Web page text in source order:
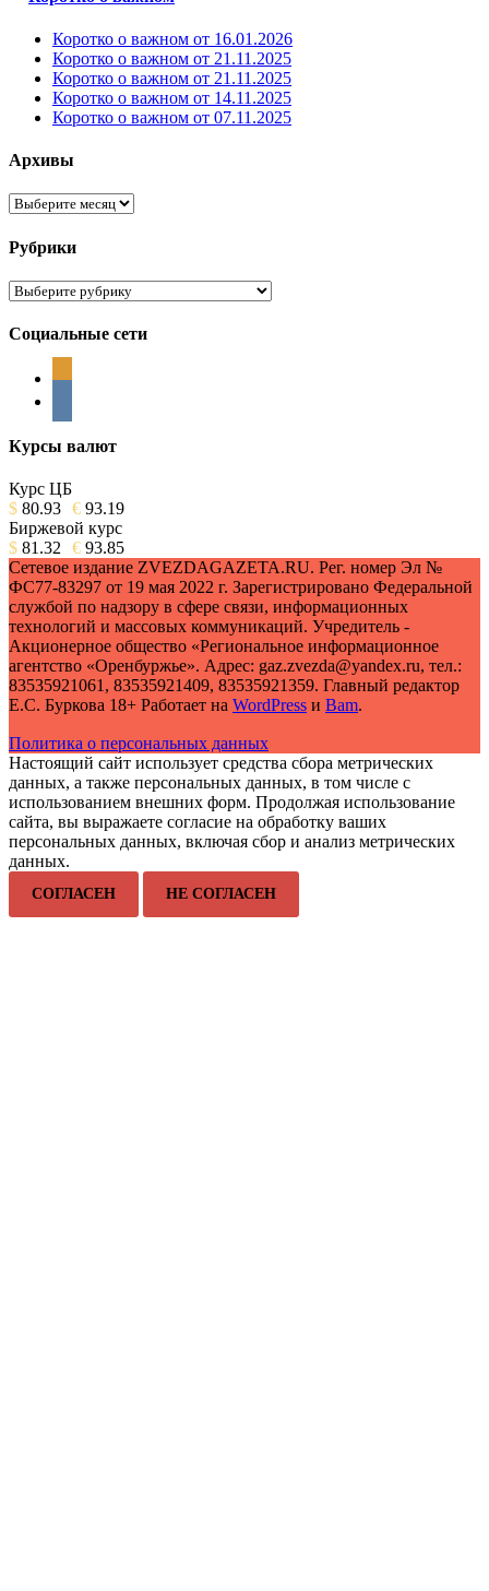
Коротко о важном от 16.01.2026
Коротко о важном от 21.11.2025
Коротко о важном от 21.11.2025
Коротко о важном от 14.11.2025
Коротко о важном от 07.11.2025
Архивы
Архивы
Рубрики
Рубрики
Социальные сети
odnoklassniki
Курсы валют
Курс ЦБ
$ 80.93 € 93.19
Биржевой курс
$ 81.32 € 93.85
Сетевое издание ZVEZDAGAZETA.RU. Рег. номер Эл №
ФС77-83297 от 19 мая 2022 г. Зарегистрировано Федеральной
службой по надзору в сфере связи, информационных
технологий и массовых коммуникаций. Учредитель -
Акционерное общество «Региональное информационное
агентство «Оренбуржье». Адрес: gaz.zvezda@yandex.ru, тел.:
83535921061, 83535921409, 83535921359. Главный редактор
Е.С. Буркова 18+ Работает на WordPress и Bam.
Политика о персональных данных
Настоящий сайт использует средства сбора метрических
данных, а также персональных данных, в том числе с
использованием внешних форм. Продолжая использование
сайта, вы выражаете согласие на обработку ваших
персональных данных, включая сбор и анализ метрических
данных.
СОГЛАСЕН НЕ СОГЛАСЕН